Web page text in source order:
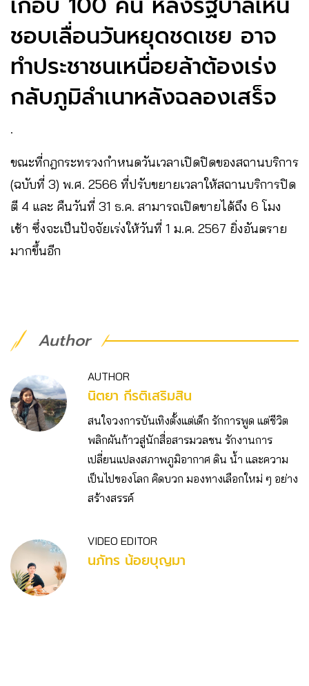
ชอบเลื่อนวันหยุดชดเชย อาจ
ทำประชาชนเหนื่อยล้าต้องเร่ง
กลับภูมิลำเนาหลังฉลองเสร็จ
.
ขณะที่กฎกระทรวงกำหนดวันเวลาเปิดปิดของสถานบริการ
(ฉบับที่ 3) พ.ศ. 2566 ที่ปรับขยายเวลาให้สถานบริการปิด
ตี 4 และ คืนวันที่ 31 ธ.ค. สามารถเปิดขายได้ถึง 6 โมง
เช้า ซึ่งจะเป็นปัจจัยเร่งให้วันที่ 1 ม.ค. 2567 ยิ่งอันตราย
มากขึ้นอีก
Author
AUTHOR
นิตยา กีรติเสริมสิน
สนใจวงการบันเทิงตั้งแต่เด็ก รักการพูด แต่ชีวิต
พลิกผันก้าวสู่นักสื่อสารมวลชน รักงานการ
เปลี่ยนแปลงสภาพภูมิอากาศ ดิน น้ำ และความ
เป็นไปของโลก คิดบวก มองทางเลือกใหม่ ๆ อย่าง
สร้างสรรค์
VIDEO EDITOR
นภัทร น้อยบุญมา